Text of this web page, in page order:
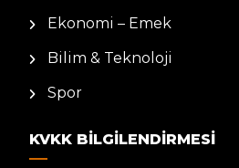
Ekonomi – Emek
Bilim & Teknoloji
Spor
KVKK BILGILENDIRMESI